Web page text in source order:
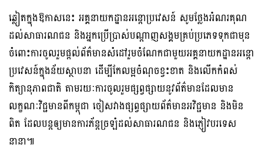
ឆ្លៀតក្នុងឱកាសនេះ អគ្គនាយកដ្ឋានអន្តោប្រវេសន៍ សូមថ្លែងអំណរគុណ
ដល់សាធារណជន និងអ្នកប្រើប្រាស់បណ្តាញសង្គមគ្រប់ប្រភេទទុកជាមុន
ចំពោះការចូលរួមផ្ដល់ព័ត៌មានសំដៅរួមចំណែកជាមួយអគ្គនាយកដ្ឋានអន្តោ
ប្រវេសន៍ក្នុងន័យស្ថាបនា ដើម្បីកែលម្អចំណុចខ្វះខាត និងលើកកំពស់
កិត្យានុភាពជាតិ តាមរយៈការចូលរួមផ្សព្វផ្សាយនូវព័ត៌មានដែលមាន
លក្ខណៈវិជ្ជមានពីកម្ពុជា ចៀសវាងផ្សព្វផ្សាយព័ត៌មានអវិជ្ជមាន និងមិន
ពិត ដែលបន្តឲ្យមានការភ័ន្តច្រឡំដល់សាធារណជន និងភ្ញៀវបរទេស
នានា៕